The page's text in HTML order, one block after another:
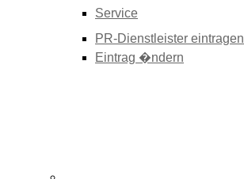
Service
PR-Dienstleister eintragen
Eintrag �ndern